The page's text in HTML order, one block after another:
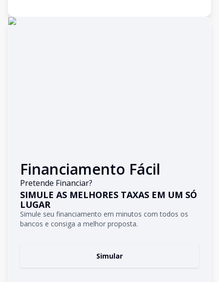
Financiamento Fácil
Pretende Financiar?
SIMULE AS MELHORES TAXAS EM UM SÓ
LUGAR
Simule seu financiamento em minutos com todos os
bancos e consiga a melhor proposta.
Simular